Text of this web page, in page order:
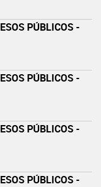
PÚBLICOS -
PÚBLICOS -
PÚBLICOS -
PÚBLICOS -